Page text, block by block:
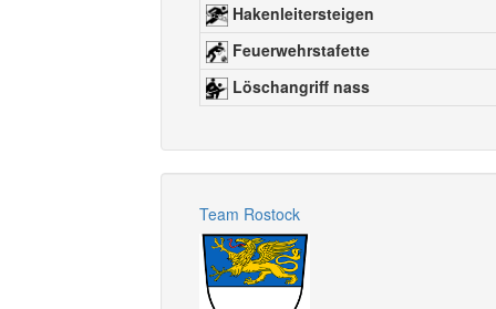
Hakenleitersteigen
Feuerwehrstafette
Löschangriff nass
Team Rostock